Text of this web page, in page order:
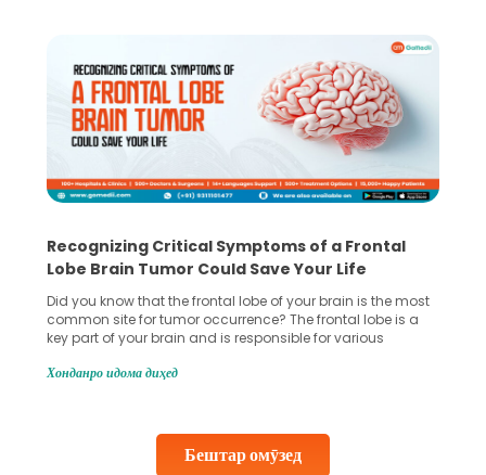
Бештар омӯзед
Recognizing Critical Symptoms of a Frontal
Lobe Brain Tumor Could Save Your Life
Did you know that the frontal lobe of your brain is the most
common site for tumor occurrence? The frontal lobe is a
key part of your brain and is responsible for various
harm to it can lead to serious complications. However, with
Хонданро идома диҳед